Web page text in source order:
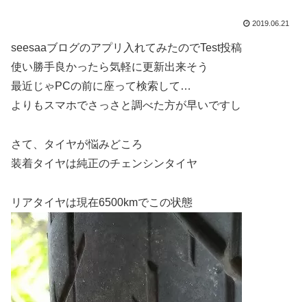
2019.06.21
seesaaブログのアプリ入れてみたのでTest投稿
使い勝手良かったら気軽に更新出来そう
最近じゃPCの前に座って検索して…
よりもスマホでさっさと調べた方が早いですし
さて、タイヤが悩みどころ
装着タイヤは純正のチェンシンタイヤ
リアタイヤは現在6500kmでこの状態